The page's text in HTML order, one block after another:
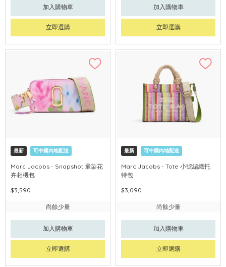
加入購物車
立即選購
加入購物車
立即選購
最新 可中國內地配送
Marc Jacobs - Snapshot 暈染花
卉相機包
$3,590
尚餘少量
加入購物車
立即選購
最新 可中國內地配送
Marc Jacobs - Tote 小號編織托
特包
$3,090
尚餘少量
加入購物車
立即選購